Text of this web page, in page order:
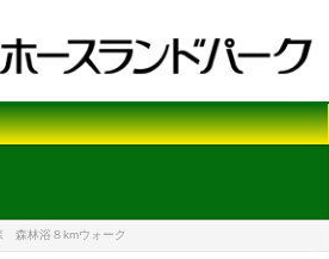
森林浴８kmウォーク